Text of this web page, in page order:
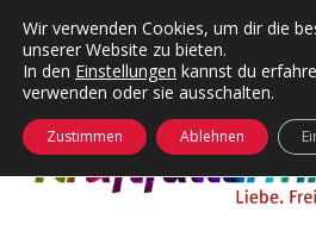
Kategorien
24 Hours
Die Wende
KFMW-
Dates
öffnen
Wir verwenden Cookies, um dir die
unserer Website zu bieten.
In den Einstellungen kannst du
verwenden oder sie ausschalten.
Zustimmen Ablehnen